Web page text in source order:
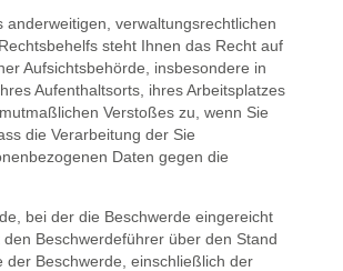
anderweitigen, verwaltungsrechtlichen
steht Ihnen das Recht auf
Aufsichtsbehörde, insbesondere in
Aufenthaltsorts, ihres Arbeitsplatzes
Verstoßes zu, wenn Sie
die Verarbeitung der Sie
Daten gegen die
bei der die Beschwerde eingereicht
Beschwerdeführer über den Stand
der Beschwerde, einschließlich der